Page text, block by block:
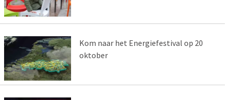
Kom naar het Energiefestival op 20
oktober